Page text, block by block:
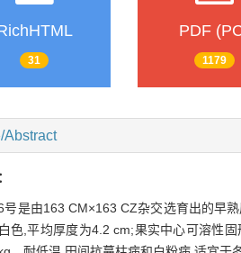
31
PDF
1179
Abstract
号是由163 CM×163 CZ杂交选育出的早
色,平均厚度为4.2 cm;果实中心可溶性